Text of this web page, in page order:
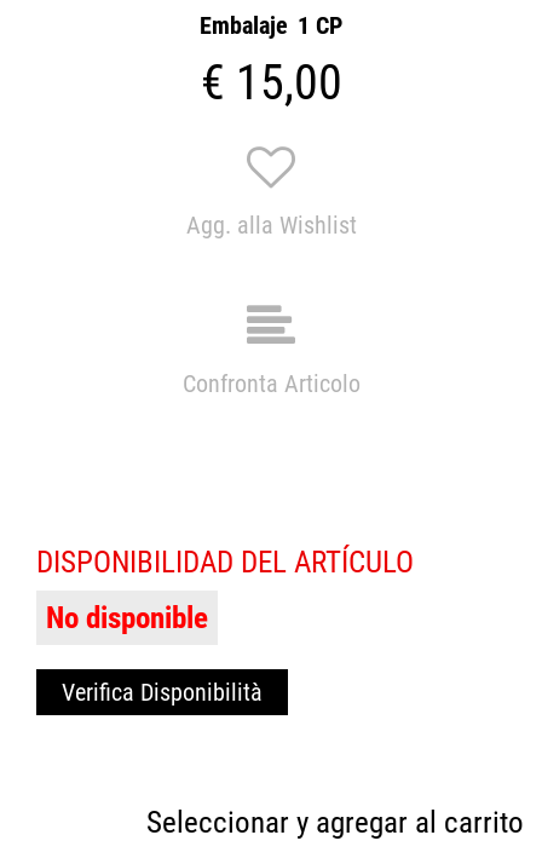
Embalaje 1 CP
€ 15,00
Agg. alla Wishlist
Confronta Articolo
DISPONIBILIDAD DEL ARTÍCULO
Verifica Disponibilità
No disponible
Seleccionar y agregar al carrito